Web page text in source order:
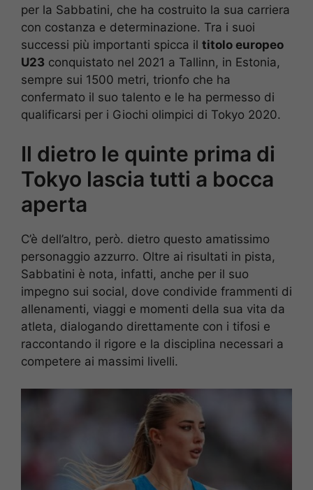
per la Sabbatini, che ha costruito la sua carriera
con costanza e determinazione. Tra i suoi
successi più importanti spicca il titolo europeo
U23 conquistato nel 2021 a Tallinn, in Estonia,
sempre sui 1500 metri, trionfo che ha
confermato il suo talento e le ha permesso di
qualificarsi per i Giochi olimpici di Tokyo 2020.
Il dietro le quinte prima di
Tokyo lascia tutti a bocca
aperta
C’è dell’altro, però. dietro questo amatissimo
personaggio azzurro. Oltre ai risultati in pista,
Sabbatini è nota, infatti, anche per il suo
impegno sui social, dove condivide frammenti di
allenamenti, viaggi e momenti della sua vita da
atleta, dialogando direttamente con i tifosi e
raccontando il rigore e la disciplina necessari a
competere ai massimi livelli.